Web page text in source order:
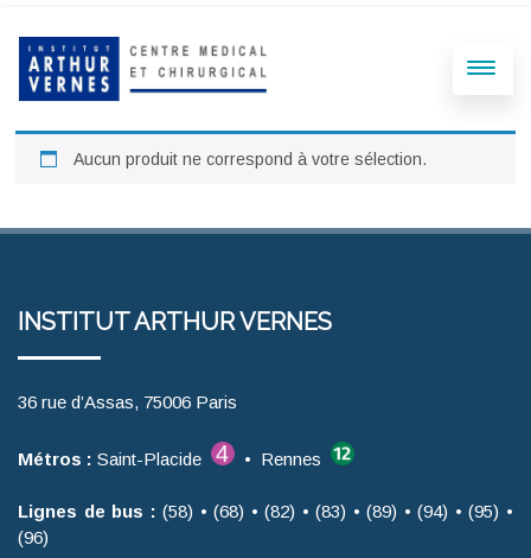
Aucun produit ne correspond à votre sélection.
INSTITUT ARTHUR VERNES
36 rue d’Assas, 75006 Paris
Métros : Saint-Placide • Rennes
Lignes de bus : (58) • (68) • (82) • (83) • (89) • (94) • (95) •
(96)